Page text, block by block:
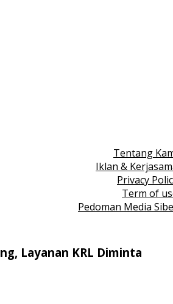
Tentang
Iklan &
Privacy
Term of
Pedoman Media
Layanan KRL Diminta